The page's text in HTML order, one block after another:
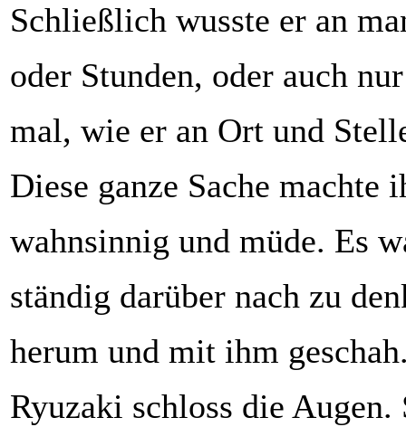
Schließlich wusste er an
oder Stunden, oder auch
mal, wie er an Ort und
Diese ganze Sache machte
wahnsinnig und müde. Es
ständig darüber nach zu
herum und mit ihm
Ryuzaki schloss die